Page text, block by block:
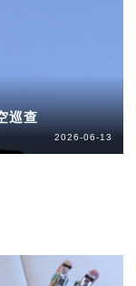
巡查
2026-06-13